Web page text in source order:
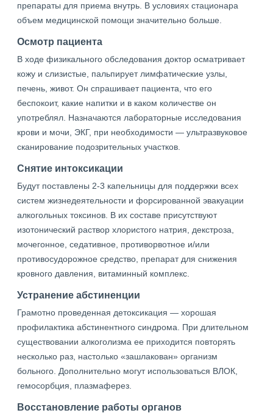
препараты для приема внутрь. В условиях стационара
объем медицинской помощи значительно больше.
Осмотр пациента
В ходе физикального обследования доктор осматривает
кожу и слизистые, пальпирует лимфатические узлы,
печень, живот. Он спрашивает пациента, что его
беспокоит, какие напитки и в каком количестве он
употреблял. Назначаются лабораторные исследования
крови и мочи, ЭКГ, при необходимости — ультразвуковое
сканирование подозрительных участков.
Снятие интоксикации
Будут поставлены 2-3 капельницы для поддержки всех
систем жизнедеятельности и форсированной эвакуации
алкогольных токсинов. В их составе присутствуют
изотонический раствор хлористого натрия, декстроза,
мочегонное, седативное, противорвотное и/или
противосудорожное средство, препарат для снижения
кровного давления, витаминный комплекс.
Устранение абстиненции
Грамотно проведенная детоксикация — хорошая
профилактика абстинентного синдрома. При длительном
существовании алкоголизма ее приходится повторять
несколько раз, настолько «зашлакован» организм
больного. Дополнительно могут использоваться ВЛОК,
гемосорбция, плазмаферез.
Восстановление работы органов